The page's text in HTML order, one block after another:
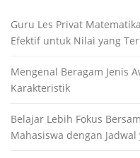
Guru Les Privat
Efektif untuk Nilai yang
Mengenal Beragam Jenis
Karakteristik
Belajar Lebih Fokus
Mahasiswa dengan Jadwal